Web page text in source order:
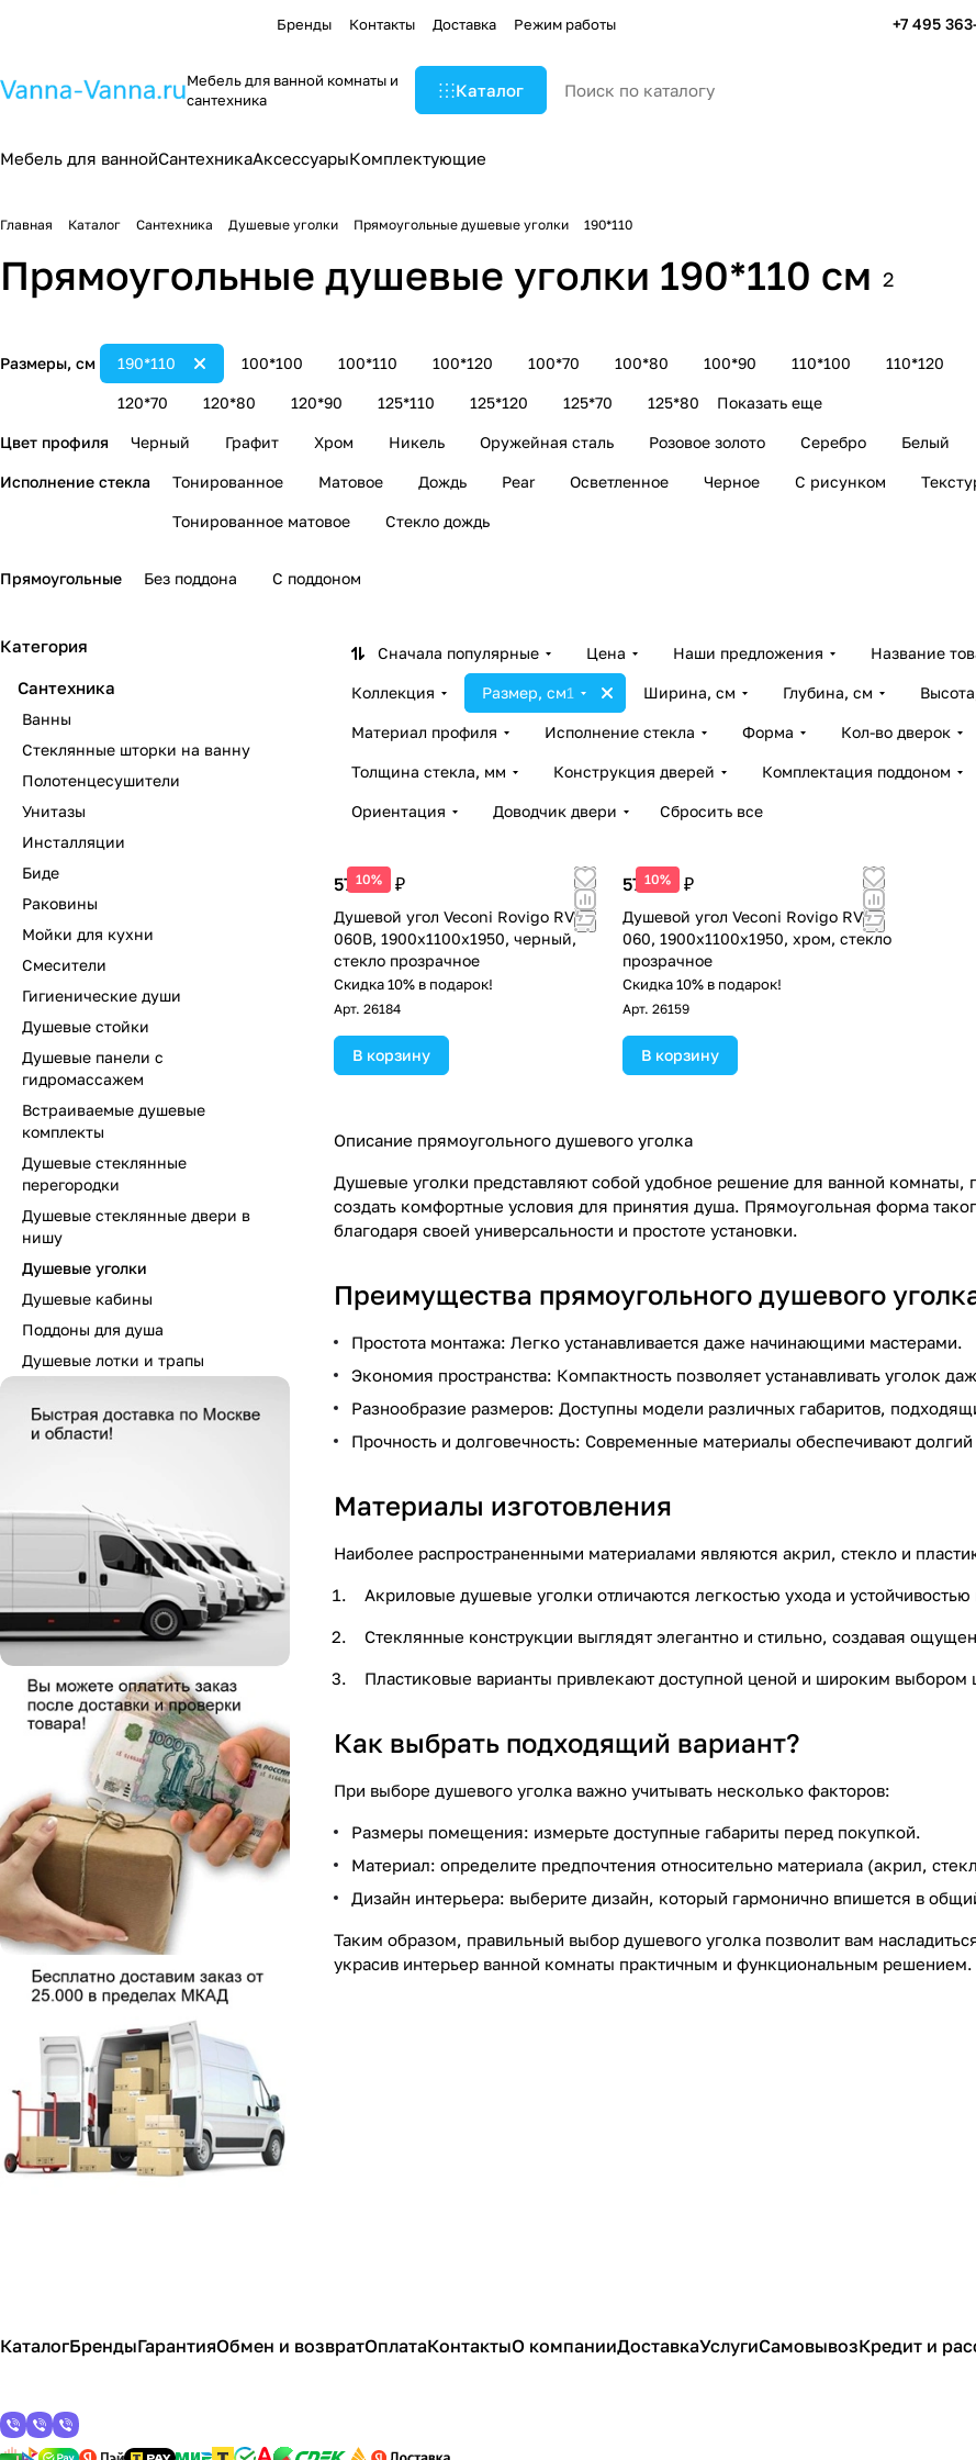
Бренды Контакты Доставка Режим работы +7 495
Мебель для ванной комнаты и
сантехника
Каталог
Мебель для ваннойСантехникаАксессуарыКомплектующие
Главная Каталог Сантехника Душевые уголки Прямоугольные душевые уголки 190*110
Прямоугольные душевые уголки 190*110 см 2
Размеры, см 100*100 100*110 100*120 100*70 100*80 100*90 110*100 110*120
120*70 120*80 120*90 125*110 125*120 125*70 125*80
190*110
Показать еще
Цвет профиля Черный Графит Хром Никель Оружейная сталь Розовое золото Серебро Белый
Исполнение стекла Тонированное Матовое Дождь Pear Осветленное Черное С рисунком
Тонированное матовое Стекло дождь
Прямоугольные Без поддона С поддоном
Сначала популярные Цена Наши предложения Название
Коллекция Размер, см1 Ширина, см Глубина, см
Материал профиля Исполнение стекла Форма Кол-во дверок
Толщина стекла, мм Конструкция дверей Комплектация поддоном
Ориентация Доводчик двери Сбросить все
10%
57 909 ₽
Душевой угол Veconi Rovigo RV-
060B, 1900х1100х1950, черный,
стекло прозрачное
Скидка 10% в подарок!
Арт. 26184
В корзину
10%
57 909 ₽
Душевой угол Veconi Rovigo RV-
060, 1900х1100х1950, хром, стекло
прозрачное
Скидка 10% в подарок!
Арт. 26159
В корзину
Описание прямоугольного душевого уголка
Душевые уголки представляют собой удобное решение для ванной комнаты,
создать комфортные условия для принятия душа. Прямоугольная форма
благодаря своей универсальности и простоте установки.
Преимущества прямоугольного душевого
Простота монтажа: Легко устанавливается даже начинающими мастерами.
Экономия пространства: Компактность позволяет устанавливать уголок
Разнообразие размеров: Доступны модели различных габаритов,
Прочность и долговечность: Современные материалы обеспечивают
Материалы изготовления
Наиболее распространенными материалами являются акрил, стекло и
Акриловые душевые уголки отличаются легкостью ухода и устойчивостью
Стеклянные конструкции выглядят элегантно и стильно, создавая
Пластиковые варианты привлекают доступной ценой и широким выбором
Как выбрать подходящий вариант?
При выборе душевого уголка важно учитывать несколько факторов:
Размеры помещения: измерьте доступные габариты перед покупкой.
Материал: определите предпочтения относительно материала (акрил,
Дизайн интерьера: выберите дизайн, который гармонично впишется в
Таким образом, правильный выбор душевого уголка позволит вам
украсив интерьер ванной комнаты практичным и функциональным решением.
Категория
Сантехника
Ванны
Стеклянные шторки на ванну
Полотенцесушители
Унитазы
Инсталляции
Биде
Раковины
Мойки для кухни
Смесители
Гигиенические души
Душевые стойки
Душевые панели с
гидромассажем
Встраиваемые душевые
комплекты
Душевые стеклянные
перегородки
Душевые стеклянные двери в
нишу
Душевые уголки
Душевые кабины
Поддоны для душа
Душевые лотки и трапы
КаталогБрендыГарантияОбмен и возвратОплатаКонтактыО компанииДоставкаУслугиСамовывозКредит и